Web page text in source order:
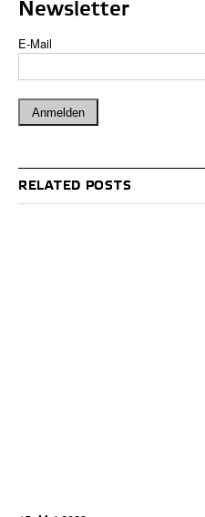
Newsletter
E-Mail
RELATED POSTS